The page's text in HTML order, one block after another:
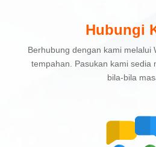
Hubungi
Berhubung dengan kami melalui
tempahan. Pasukan kami sedia
bila-bila